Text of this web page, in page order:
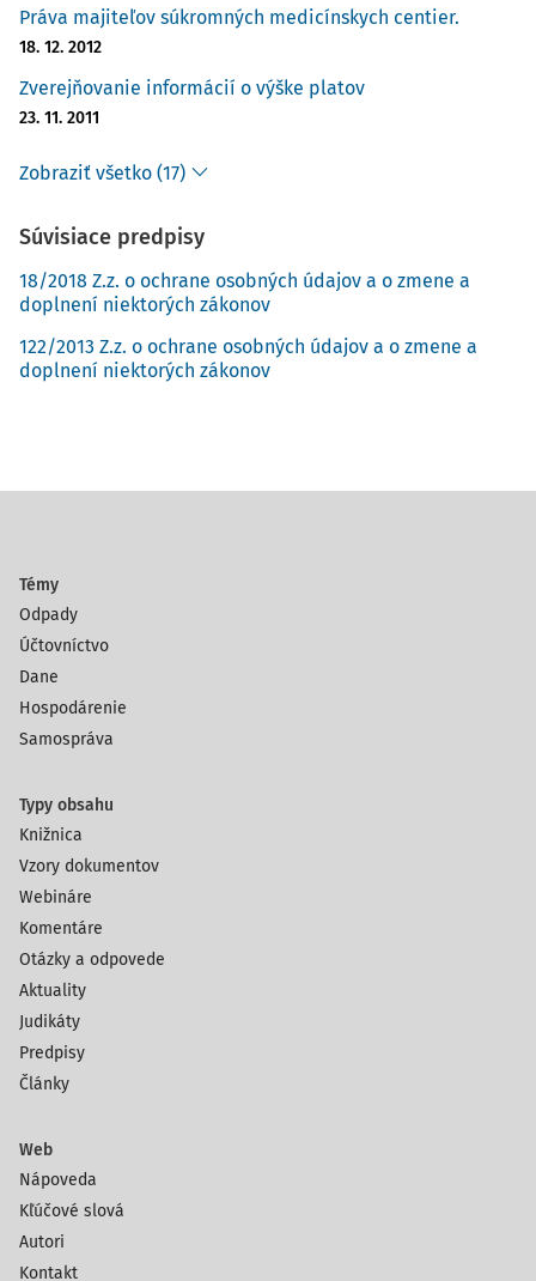
Práva majiteľov súkromných medicínskych centier.
18. 12. 2012
Zverejňovanie informácií o výške platov
23. 11. 2011
Zobraziť všetko (17)
Súvisiace predpisy
18/2018 Z.z. o ochrane osobných údajov a o zmene a
doplnení niektorých zákonov
122/2013 Z.z. o ochrane osobných údajov a o zmene a
doplnení niektorých zákonov
Témy
Odpady
Účtovníctvo
Dane
Hospodárenie
Samospráva
Typy obsahu
Knižnica
Vzory dokumentov
Webináre
Komentáre
Otázky a odpovede
Aktuality
Judikáty
Predpisy
Články
Web
Nápoveda
Kľúčové slová
Autori
Kontakt